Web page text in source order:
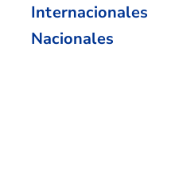
Internacionales
Nacionales